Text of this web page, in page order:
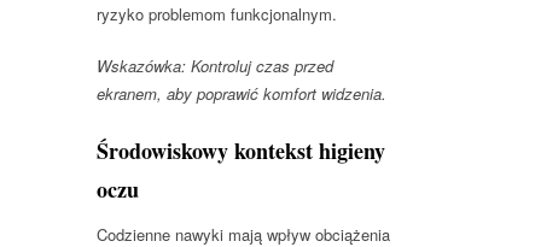
ryzyko problemom funkcjonalnym.
Wskazówka: Kontroluj czas przed
ekranem, aby poprawić komfort widzenia.
Środowiskowy kontekst higieny
oczu
Codzienne nawyki mają wpływ obciążenia